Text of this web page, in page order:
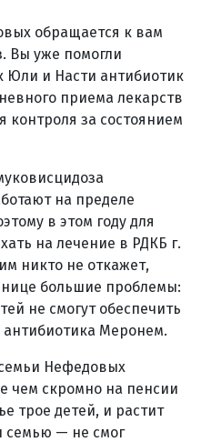
обращается к вам
Вы уже помогли
Юли и Насти антибиотик
приема лекарств
контроля за состоянием
на пределе
в этом году для
на лечение в РДКБ г.
никто не откажет,
большие проблемы:
не смогут обеспечить
Меронем.
Нефедовых
чем скромно на пенсии
трое детей, и растит
семью — не смог